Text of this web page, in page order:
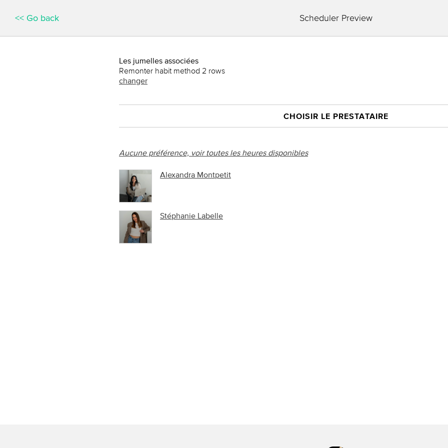
<< Go back Scheduler Preview
Les jumelles associées
Remonter habit method 2 rows
changer
CHOISIR LE PRESTATAIRE
Aucune préférence, voir toutes les heures disponibles
Alexandra Montpetit
Stéphanie Labelle